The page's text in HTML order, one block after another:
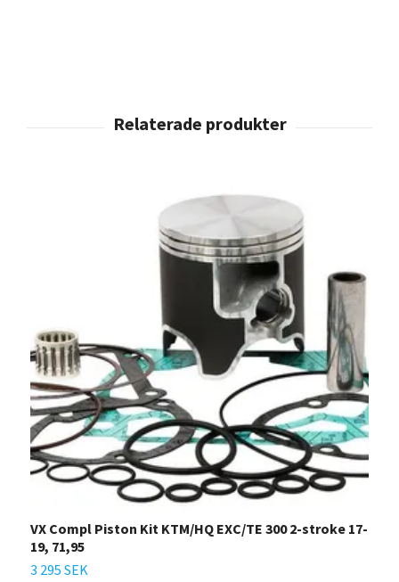
VX Compl Piston Kit KTM/HQ EXC/TE 300 2-stroke 17-
19, 71,95
3 295 SEK